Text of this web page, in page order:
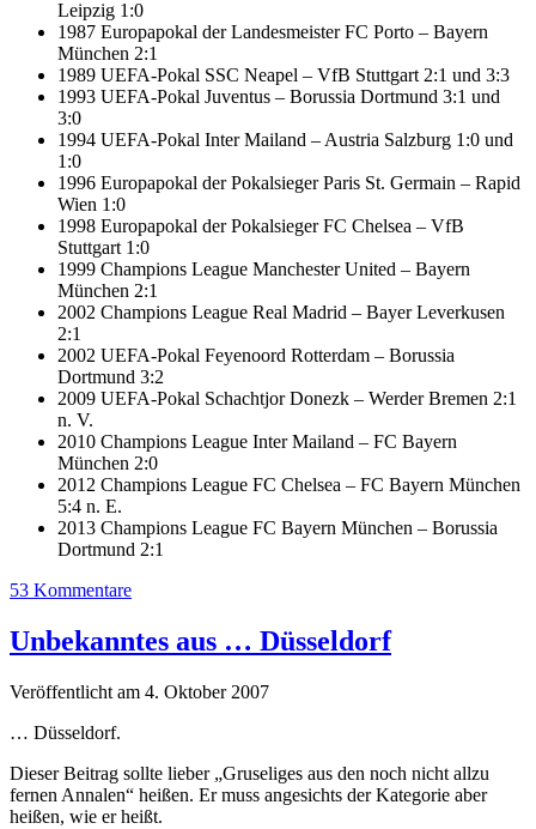
Leipzig 1:0
1987 Europapokal der Landesmeister FC Porto – Bayern
München 2:1
1989 UEFA-Pokal SSC Neapel – VfB Stuttgart 2:1 und 3:3
1993 UEFA-Pokal Juventus – Borussia Dortmund 3:1 und
3:0
1994 UEFA-Pokal Inter Mailand – Austria Salzburg 1:0 und
1:0
1996 Europapokal der Pokalsieger Paris St. Germain – Rapid
Wien 1:0
1998 Europapokal der Pokalsieger FC Chelsea – VfB
Stuttgart 1:0
1999 Champions League Manchester United – Bayern
München 2:1
2002 Champions League Real Madrid – Bayer Leverkusen
2:1
2002 UEFA-Pokal Feyenoord Rotterdam – Borussia
Dortmund 3:2
2009 UEFA-Pokal Schachtjor Donezk – Werder Bremen 2:1
n. V.
2010 Champions League Inter Mailand – FC Bayern
München 2:0
2012 Champions League FC Chelsea – FC Bayern München
5:4 n. E.
2013 Champions League FC Bayern München – Borussia
Dortmund 2:1
53 Kommentare
Unbekanntes aus … Düsseldorf
Veröffentlicht am 4. Oktober 2007
… Düsseldorf.
Dieser Beitrag sollte lieber „Gruseliges aus den noch nicht allzu
fernen Annalen“ heißen. Er muss angesichts der Kategorie aber
heißen, wie er heißt.